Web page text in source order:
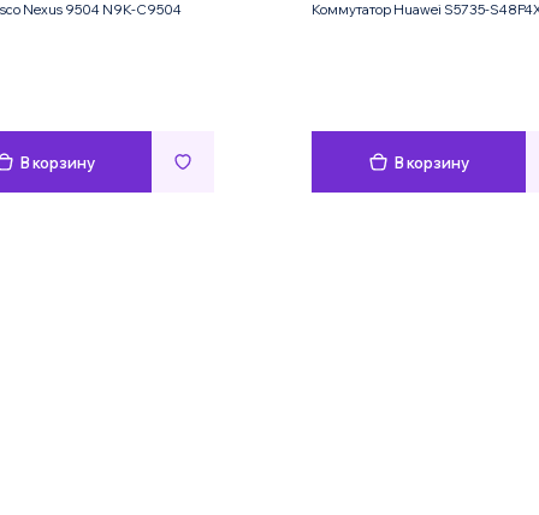
Nexus 9504 N9K-C9504
В корзину
Коммутатор Huawei S5735-
В корзину